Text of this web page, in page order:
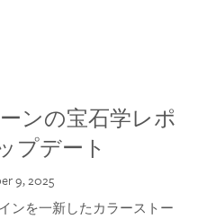
ンの宝石学レポ
プデート
9, 2025
ンを一新したカラーストー